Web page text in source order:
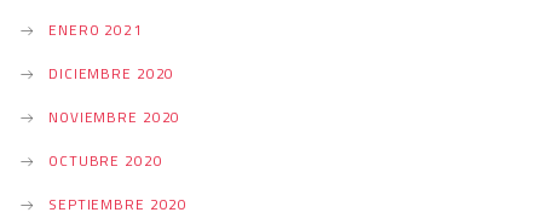
ENERO 2021
DICIEMBRE 2020
NOVIEMBRE 2020
OCTUBRE 2020
SEPTIEMBRE 2020